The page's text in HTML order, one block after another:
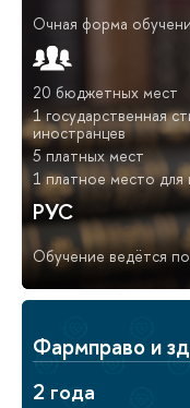
Очная форма
20 бюджетных мест
1 государственная
иностранцев
5 платных мест
1 платное место для
РУС
Обучение ведётся
Фармправо и
2 года